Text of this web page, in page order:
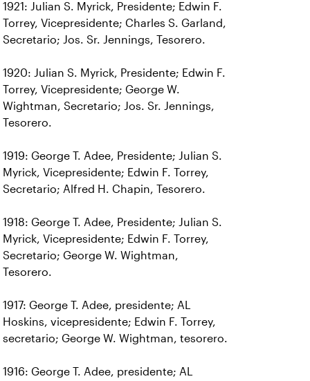
1921: Julian S. Myrick, Presidente; Edwin F.
Torrey, Vicepresidente; Charles S. Garland,
Secretario; Jos. Sr. Jennings, Tesorero.
1920: Julian S. Myrick, Presidente; Edwin F.
Torrey, Vicepresidente; George W.
Wightman, Secretario; Jos. Sr. Jennings,
Tesorero.
1919: George T. Adee, Presidente; Julian S.
Myrick, Vicepresidente; Edwin F. Torrey,
Secretario; Alfred H. Chapin, Tesorero.
1918: George T. Adee, Presidente; Julian S.
Myrick, Vicepresidente; Edwin F. Torrey,
Secretario; George W. Wightman,
Tesorero.
1917: George T. Adee, presidente; AL
Hoskins, vicepresidente; Edwin F. Torrey,
secretario; George W. Wightman, tesorero.
1916: George T. Adee, presidente; AL